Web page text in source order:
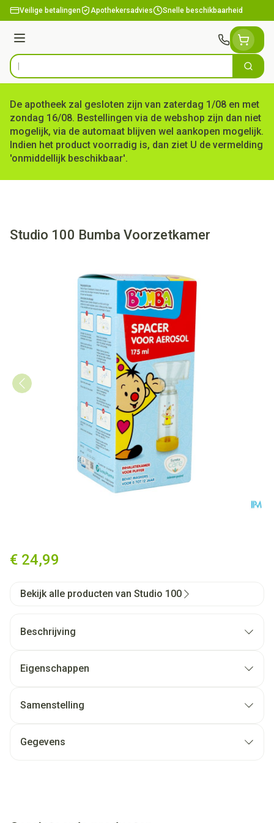
Ga naar de inhoud
Veilige betalingen Apothekersadvies Snelle beschikbaarheid
Menu
Product, merk, categorie... Zoek
De apotheek zal gesloten zijn van zaterdag 1/08 en met
zondag 16/08. Bestellingen via de webshop zijn dan niet
mogelijk, via de automaat blijven wel aankopen mogelijk.
Indien het product voorradig is, dan ziet U de vermelding
'onmiddellijk beschikbaar'.
Studio 100 Bumba Voorzetkamer
€ 24,99
Bekijk alle producten van Studio 100
Beschrijving
Eigenschappen
Samenstelling
Gegevens